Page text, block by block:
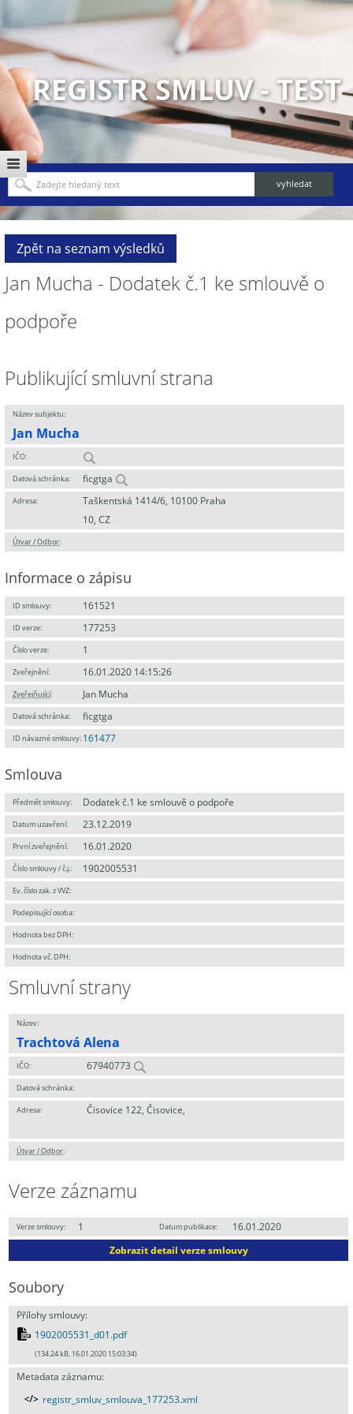
REGISTR SMLUV - TEST
Zpět na seznam výsledků
Jan Mucha - Dodatek č.1 ke smlouvě o
podpoře
Publikující smluvní strana
Název subjektu:
Jan Mucha
IČO:
Datová schránka: ficgtga
Adresa:
Taškentská 1414/6, 10100 Praha
10, CZ
Útvar / Odbor:
Informace o zápisu
ID smlouvy: 161521
ID verze: 177253
Číslo verze: 1
Zveřejnění: 16.01.2020 14:15:26
Zveřejňující: Jan Mucha
Datová schránka: ficgtga
ID návazné smlouvy: 161477
Smlouva
Předmět smlouvy: Dodatek č.1 ke smlouvě o podpoře
Datum uzavření: 23.12.2019
První zveřejnění: 16.01.2020
Číslo smlouvy / č.j.: 1902005531
Ev. číslo zak. z VVZ:
Podepisující osoba:
Hodnota bez DPH:
Hodnota vč. DPH:
Smluvní strany
Název:
Trachtová Alena
IČO: 67940773
Datová schránka:
Adresa: Čisovice 122, Čisovice,
Útvar / Odbor:
Verze záznamu
Verze smlouvy: 1 Datum publikace:
16.01.2020
Zobrazit detail verze smlouvy
Soubory
Přílohy smlouvy:
1902005531_d01.pdf
(134.24 kB, 16.01.2020 15:03:34)
Metadata záznamu:
registr_smluv_smlouva_177253.xml